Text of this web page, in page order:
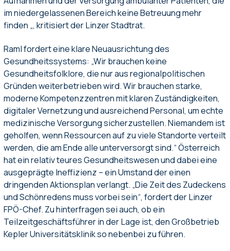
im niedergelassenen Bereich keine Betreuung mehr
finden „, kritisiert der Linzer Stadtrat.
Raml fordert eine klare Neuausrichtung des
Gesundheitssystems: „Wir brauchen keine
Gesundheitsfolklore, die nur aus regionalpolitischen
Gründen weiterbetrieben wird. Wir brauchen starke,
moderne Kompetenzzentren mit klaren Zuständigkeiten,
digitaler Vernetzung und ausreichend Personal, um echte
medizinische Versorgung sicherzustellen. Niemandem ist
geholfen, wenn Ressourcen auf zu viele Standorte verteilt
werden, die am Ende alle unterversorgt sind.“ Österreich
hat ein relativ teures Gesundheitswesen und dabei eine
ausgeprägte Ineffizienz – ein Umstand der einen
dringenden Aktionsplan verlangt. „Die Zeit des Zudeckens
und Schönredens muss vorbei sein“, fordert der Linzer
FPÖ-Chef. Zu hinterfragen sei auch, ob ein
Teilzeitgeschäftsführer in der Lage ist, den Großbetrieb
Kepler Universitätsklinik so nebenbei zu führen.